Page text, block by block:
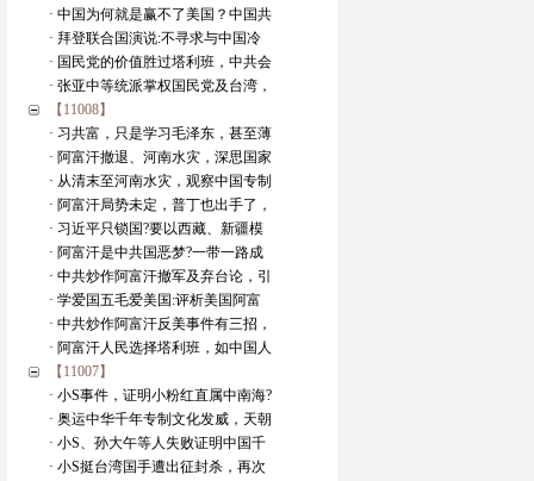
· 中国为何就是赢不了美国？中国共
· 拜登联合国演说:不寻求与中国冷
· 国民党的价值胜过塔利班，中共会
· 张亚中等统派掌权国民党及台湾，
【11008】
· 习共富，只是学习毛泽东，甚至薄
· 阿富汗撤退、河南水灾，深思国家
· 从清末至河南水灾，观察中国专制
· 阿富汗局势未定，普丁也出手了，
· 习近平只锁国?要以西藏、新疆模
· 阿富汗是中共国恶梦?一带一路成
· 中共炒作阿富汗撤军及弃台论，引
· 学爱国五毛爱美国:评析美国阿富
· 中共炒作阿富汗反美事件有三招，
· 阿富汗人民选择塔利班，如中国人
【11007】
· 小S事件，证明小粉红直属中南海?
· 奥运中华千年专制文化发威，天朝
· 小S、孙大午等人失败证明中国千
· 小S挺台湾国手遭出征封杀，再次